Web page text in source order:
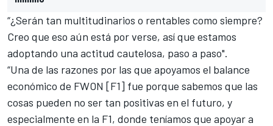
“¿Serán tan multitudinarios o rentables como siempre?
Creo que eso aún está por verse, así que estamos
adoptando una actitud cautelosa, paso a paso".
“Una de las razones por las que apoyamos el balance
económico de FWON [F1] fue porque sabemos que las
cosas pueden no ser tan positivas en el futuro, y
especialmente en la F1, donde teníamos que apoyar a